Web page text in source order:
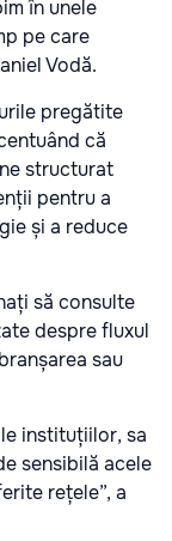
în unele
pe care
Vodă.
pregătite
că
structurat
pentru a
și a reduce
să consulte
despre fluxul
sau
instituțiilor, sa
sensibilă acele
rețele”, a